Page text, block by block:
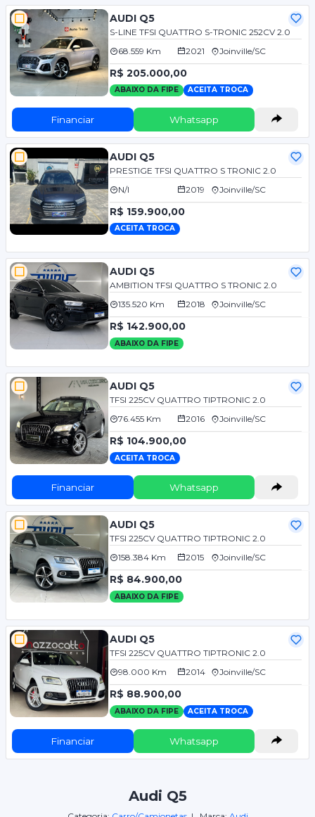
AUDI Q5
S-LINE TFSI QUATTRO S-TRONIC 252CV 2.0
68.559 Km
2021 Joinville/SC
R$ 205.000,00
ABAIXO DA FIPE ACEITA TROCA
Financiar Whatsapp
AUDI Q5
PRESTIGE TFSI QUATTRO S TRONIC 2.0
N/I
2019 Joinville/SC
R$ 159.900,00
ACEITA TROCA
AUDI Q5
AMBITION TFSI QUATTRO S TRONIC 2.0
135.520 Km
2018 Joinville/SC
R$ 142.900,00
ABAIXO DA FIPE
AUDI Q5
TFSI 225CV QUATTRO TIPTRONIC 2.0
76.455 Km
2016 Joinville/SC
R$ 104.900,00
ACEITA TROCA
Financiar Whatsapp
AUDI Q5
TFSI 225CV QUATTRO TIPTRONIC 2.0
158.384 Km
2015 Joinville/SC
R$ 84.900,00
ABAIXO DA FIPE
AUDI Q5
TFSI 225CV QUATTRO TIPTRONIC 2.0
98.000 Km
2014 Joinville/SC
R$ 88.900,00
ABAIXO DA FIPE ACEITA TROCA
Financiar Whatsapp
Audi Q5